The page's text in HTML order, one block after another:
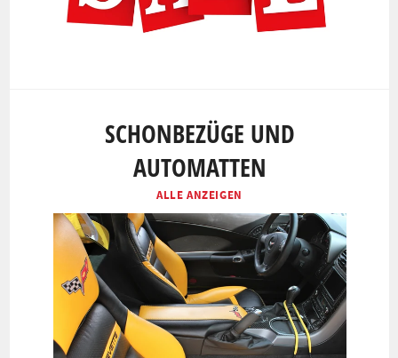
SCHONBEZÜGE UND
AUTOMATTEN
ALLE ANZEIGEN